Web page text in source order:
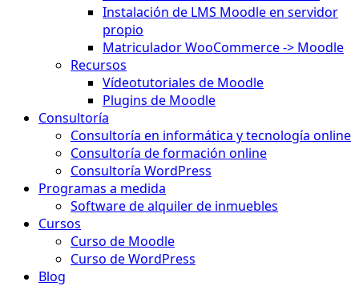
Instalación de LMS Moodle en servidor
propio
Matriculador WooCommerce -> Moodle
Recursos
Vídeotutoriales de Moodle
Plugins de Moodle
Consultoría
Consultoría en informática y tecnología online
Consultoría de formación online
Consultoría WordPress
Programas a medida
Software de alquiler de inmuebles
Cursos
Curso de Moodle
Curso de WordPress
Blog